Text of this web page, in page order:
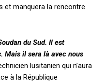
et manquera la rencontre
du Sud. Il est
Mais il sera là avec nous
lusitanien qui n’aura
à la République